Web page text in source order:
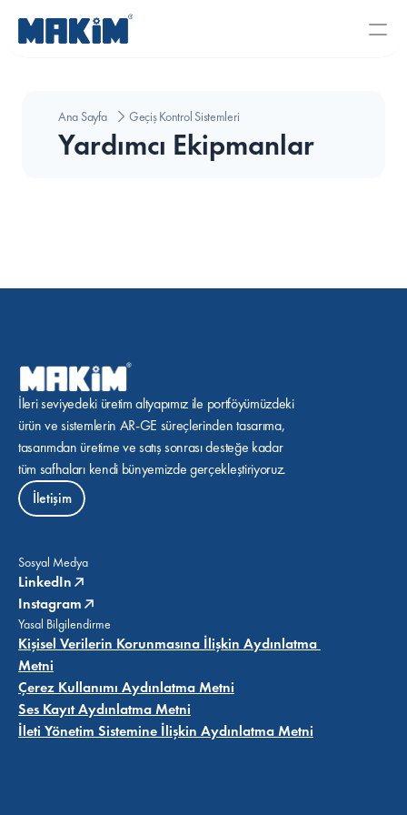
Ana Sayfa Geçiş Kontrol Sistemleri
Yardımcı Ekipmanlar
İleri seviyedeki üretim altyapımız ile portföyümüzdeki
ürün ve sistemlerin AR-GE süreçlerinden tasarıma,
tasarımdan üretime ve satış sonrası desteğe kadar
tüm safhaları kendi bünyemizde gerçekleştiriyoruz.
İletişim
Sosyal Medya
LinkedIn
Instagram
Yasal Bilgilendirme
Kişisel Verilerin Korunmasına İlişkin Aydınlatma
Metni
Çerez Kullanımı Aydınlatma Metni
Ses Kayıt Aydınlatma Metni
İleti Yönetim Sistemine İlişkin Aydınlatma Metni